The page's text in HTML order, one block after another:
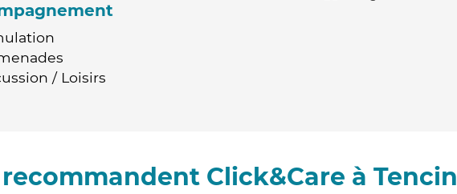
/ Loisirs
Click&Care à Tencin